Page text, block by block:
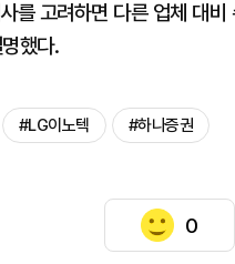
를 고려하면 다른 업체 대
했다.
#LG이노텍 #하나증권
0